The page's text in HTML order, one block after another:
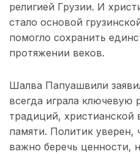
религией Грузии. И
стало основой
помогло сохранить
протяжении веков.
Шалва Папуашвили
всегда играла ключевую
традиций, христианской
памяти. Политик уверен,
важно беречь ценности,